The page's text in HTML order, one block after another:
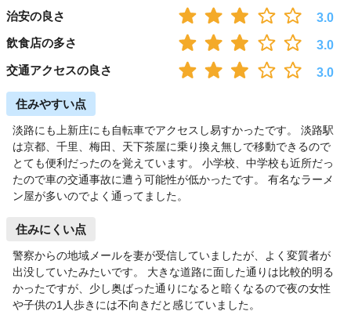
治安の良さ
3.0
飲食店の多さ
3.0
交通アクセスの良さ
3.0
住みやすい点
淡路にも上新庄にも自転車でアクセスし易すかったです。 淡路駅
は京都、千里、梅田、天下茶屋に乗り換え無しで移動できるので
とても便利だったのを覚えています。 小学校、中学校も近所だっ
たので車の交通事故に遭う可能性が低かったです。 有名なラーメ
ン屋が多いのでよく通ってました。
住みにくい点
警察からの地域メールを妻が受信していましたが、よく変質者が
出没していたみたいです。 大きな道路に面した通りは比較的明る
かったですが、少し奥ばった通りになると暗くなるので夜の女性
や子供の1人歩きには不向きだと感じていました。